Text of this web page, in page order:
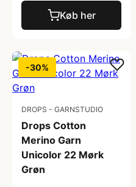
Køb her
-30%
DROPS - GARNSTUDIO
Drops Cotton
Merino Garn
Unicolor 22 Mørk
Grøn